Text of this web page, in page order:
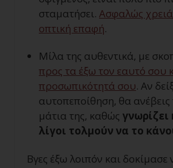
σταματήσει. Ασφαλώς
οπτική επαφή.
Μίλα της αυθεντικά, με
προς τα έξω τον εαυτό σου
προσωπικότητά σου. Αν
αυτοπεποίθηση, θα
μάτια της, καθώς γνωρίζει
λίγοι τολμούν να το
Βγες έξω λοιπόν και δοκίμασε